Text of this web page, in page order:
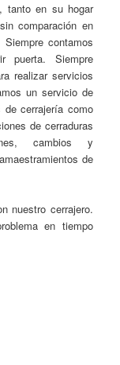
tanto en su hogar
comparación en
contamos
puerta. Siempre
realizar servicios
un servicio de
cerrajería como
de cerraduras
cambios y
de
nuestro cerrajero.
en tiempo